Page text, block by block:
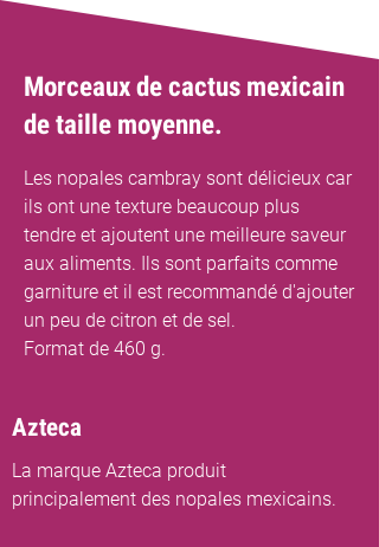
Morceaux de cactus mexicain
de taille moyenne.
Les nopales cambray sont délicieux car
ils ont une texture beaucoup plus
tendre et ajoutent une meilleure saveur
aux aliments. Ils sont parfaits comme
garniture et il est recommandé d'ajouter
un peu de citron et de sel.
Format de 460 g.
Azteca
La marque Azteca produit
principalement des nopales mexicains.